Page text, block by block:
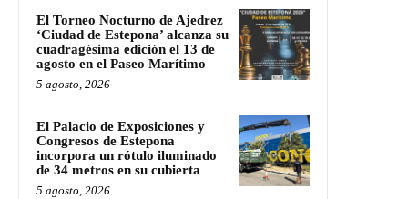
El Torneo Nocturno de Ajedrez
‘Ciudad de Estepona’ alcanza su
cuadragésima edición el 13 de
agosto en el Paseo Marítimo
5 agosto, 2026
El Palacio de Exposiciones y
Congresos de Estepona
incorpora un rótulo iluminado
de 34 metros en su cubierta
5 agosto, 2026